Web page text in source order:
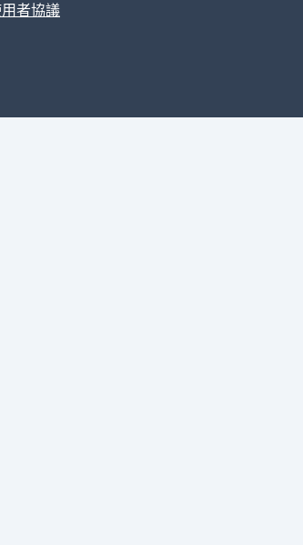
者協議